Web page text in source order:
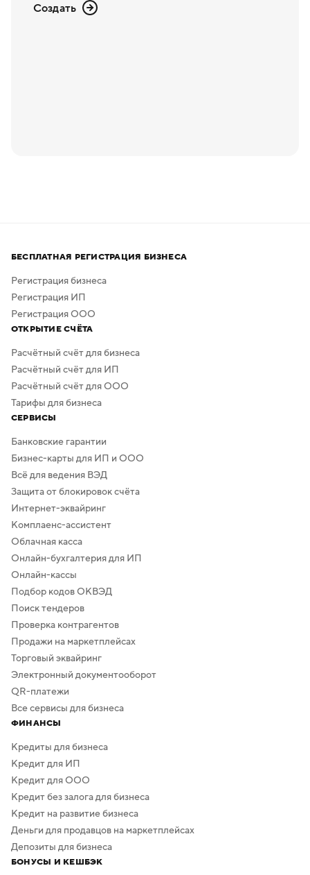
Создать
БЕСПЛАТНАЯ РЕГИСТРАЦИЯ БИЗНЕСА
Регистрация бизнеса
Регистрация ИП
Регистрация ООО
ОТКРЫТИЕ СЧЁТА
Расчётный счёт для бизнеса
Расчётный счёт для ИП
Расчётный счёт для ООО
Тарифы для бизнеса
СЕРВИСЫ
Банковские гарантии
Бизнес-карты для ИП и ООО
Всё для ведения ВЭД
Защита от блокировок счёта
Интернет-эквайринг
Комплаенс-ассистент
Облачная касса
Онлайн-бухгалтерия для ИП
Онлайн-кассы
Подбор кодов ОКВЭД
Поиск тендеров
Проверка контрагентов
Продажи на маркетплейсах
Торговый эквайринг
Электронный документооборот
QR-платежи
Все сервисы для бизнеса
ФИНАНСЫ
Кредиты для бизнеса
Кредит для ИП
Кредит для ООО
Кредит без залога для бизнеса
Кредит на развитие бизнеса
Деньги для продавцов на маркетплейсах
Депозиты для бизнеса
БОНУСЫ И КЕШБЭК